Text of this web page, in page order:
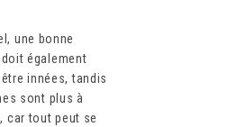
une bonne
également
innées, tandis
sont plus à
car tout peut se